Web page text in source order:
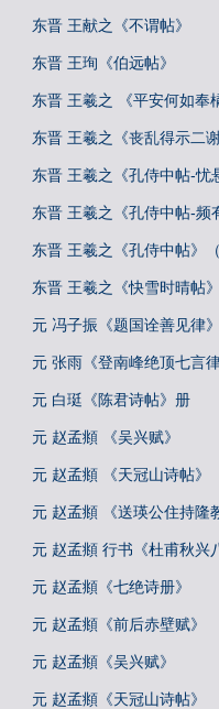
东晋 王献之《不谓帖》
东晋 王珣《伯远帖》
东晋 王羲之 《平安何如奉
东晋 王羲之《丧乱得示二
东晋 王羲之《孔侍中帖-忧
东晋 王羲之《孔侍中帖-频
东晋 王羲之《孔侍中帖》（
东晋 王羲之《快雪时晴帖》
元 冯子振《题国诠善见律》
元 张雨《登南峰绝顶七言律
元 白珽《陈君诗帖》册
元 赵孟頫 《吴兴赋》
元 赵孟頫 《天冠山诗帖》
元 赵孟頫 《送瑛公住持隆
元 赵孟頫 行书《杜甫秋兴
元 赵孟頫《七绝诗册》
元 赵孟頫《前后赤壁赋》
元 赵孟頫《吴兴赋》
元 赵孟頫《天冠山诗帖》